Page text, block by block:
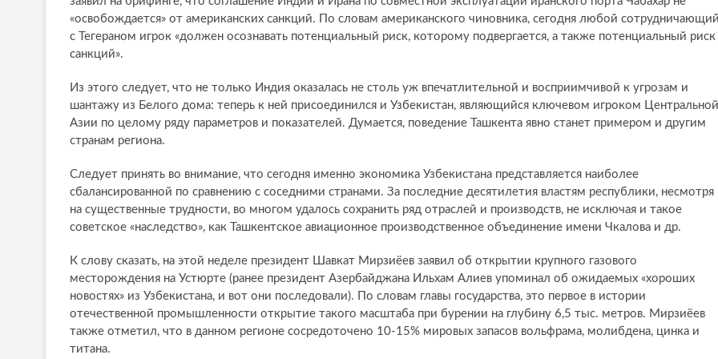
«освобождается» от американских санкций. По словам американского чиновника, сегодня любой
с Тегераном игрок «должен осознавать потенциальный риск, которому подвергается, а также потенциальный риск
санкций».
Из этого следует, что не только Индия оказалась не столь уж впечатлительной и восприимчивой к угрозам и
шантажу из Белого дома: теперь к ней присоединился и Узбекистан, являющийся ключевом игроком Центральной
Азии по целому ряду параметров и показателей. Думается, поведение Ташкента явно станет примером и другим
странам региона.
Следует принять во внимание, что сегодня именно экономика Узбекистана представляется наиболее
сбалансированной по сравнению с соседними странами. За последние десятилетия властям республики, несмотря
на существенные трудности, во многом удалось сохранить ряд отраслей и производств, не исключая и такое
советское «наследство», как Ташкентское авиационное производственное объединение имени Чкалова и др.
К слову сказать, на этой неделе президент Шавкат Мирзиёев заявил об открытии крупного газового
месторождения на Устюрте (ранее президент Азербайджана Ильхам Алиев упоминал об ожидаемых «хороших
новостях» из Узбекистана, и вот они последовали). По словам главы государства, это первое в истории
отечественной промышленности открытие такого масштаба при бурении на глубину 6,5 тыс. метров. Мирзиёев
также отметил, что в данном регионе сосредоточено 10-15% мировых запасов вольфрама, молибдена, цинка и
титана.